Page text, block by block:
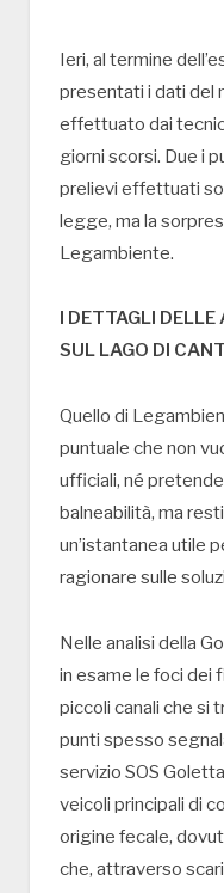
Ieri, al termine
presentati i dati del
effettuato dai
giorni scorsi. Due i
prelievi effettuati
legge, ma la
Legambiente.
I DETTAGLI
SUL LAGO DI
Quello di
puntuale che non
ufficiali, né
balneabilità, ma
un’istantanea utile
ragionare sulle
Nelle analisi della
in esame le foci dei
piccoli canali che si
punti spesso
servizio SOS
veicoli principali di
origine fecale,
che, attraverso